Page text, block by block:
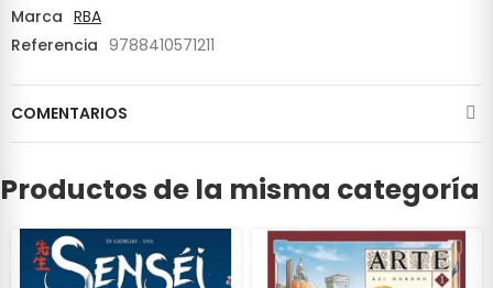
Marca RBA
Referencia 9788410571211
COMENTARIOS
Productos de la misma categoría